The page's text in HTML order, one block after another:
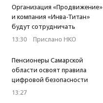
Организация «Продвижение»
и компания «Инва-Титан»
будут сотрудничать
13:30 · Прислано НКО
Пенсионеры Самарской
области освоят правила
цифровой безопасности
13:27